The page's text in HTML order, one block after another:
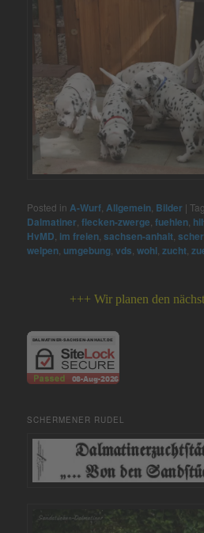
Posted in A-Wurf,Allgemein, Bilder |
Dalmatiner,flecken-zwerge,fuehlen,
HvMD, im freien,sachsen-anhalt,
welpen, umgebung,vds,wohl,zucht,
+++ Wir planen den nächsten
SCHERMENER RUDEL